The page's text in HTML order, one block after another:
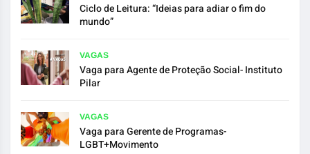
Ciclo de Leitura: “Ideias para adiar o fim do
mundo”
VAGAS
Vaga para Agente de Proteção Social- Instituto
Pilar
VAGAS
Vaga para Gerente de Programas-
LGBT+Movimento